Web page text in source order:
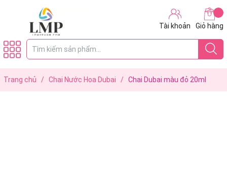
Tài khoản Giỏ hàng
Trang chủ / Chai Nước Hoa Dubai / Chai Dubai màu đỏ 20ml